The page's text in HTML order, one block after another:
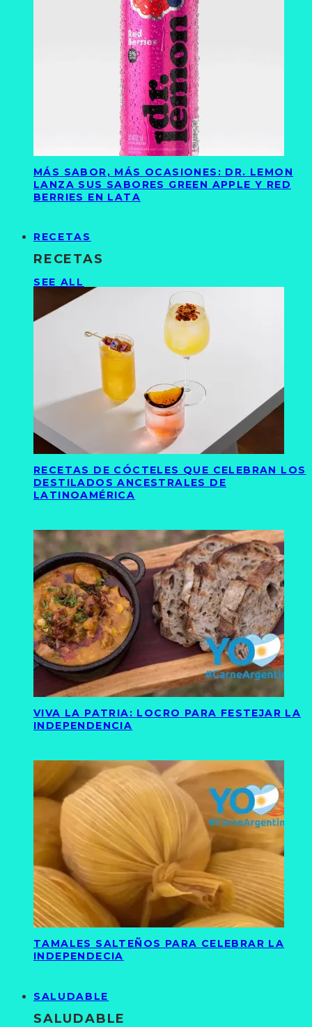
MÁS SABOR, MÁS OCASIONES: DR. LEMON
LANZA SUS SABORES GREEN APPLE Y RED
BERRIES EN LATA
RECETAS
RECETAS
SEE ALL
RECETAS DE CÓCTELES QUE CELEBRAN LOS
DESTILADOS ANCESTRALES DE
LATINOAMÉRICA
VIVA LA PATRIA: LOCRO PARA FESTEJAR LA
INDEPENDENCIA
TAMALES SALTEÑOS PARA CELEBRAR LA
INDEPENDECIA
SALUDABLE
SALUDABLE